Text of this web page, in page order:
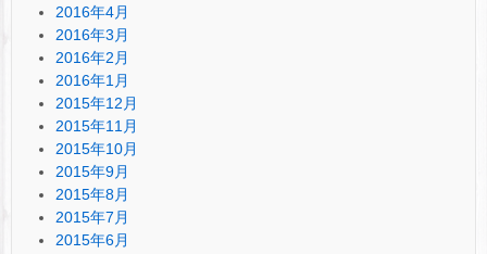
2016年4月
2016年3月
2016年2月
2016年1月
2015年12月
2015年11月
2015年10月
2015年9月
2015年8月
2015年7月
2015年6月